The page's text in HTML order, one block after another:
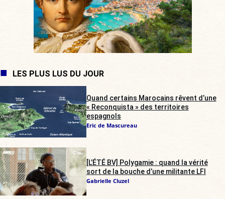
LES PLUS LUS DU JOUR
Quand certains Marocains rêvent d’une
« Reconquista » des territoires
espagnols
Eric de Mascureau
[L’ÉTÉ BV] Polygamie : quand la vérité
sort de la bouche d’une militante LFI
Gabrielle Cluzel